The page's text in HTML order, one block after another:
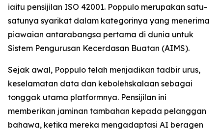
iaitu pensijilan ISO 42001. Poppulo merupakan satu-
satunya syarikat dalam kategorinya yang menerima
piawaian antarabangsa pertama di dunia untuk
Sistem Pengurusan Kecerdasan Buatan (AIMS).
Sejak awal, Poppulo telah menjadikan tadbir urus,
keselamatan data dan kebolehskalaan sebagai
tonggak utama platformnya. Pensijilan ini
memberikan jaminan tambahan kepada pelanggan
bahawa, ketika mereka mengadaptasi AI beragen